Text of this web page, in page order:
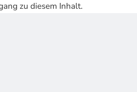
zu diesem Inhalt.